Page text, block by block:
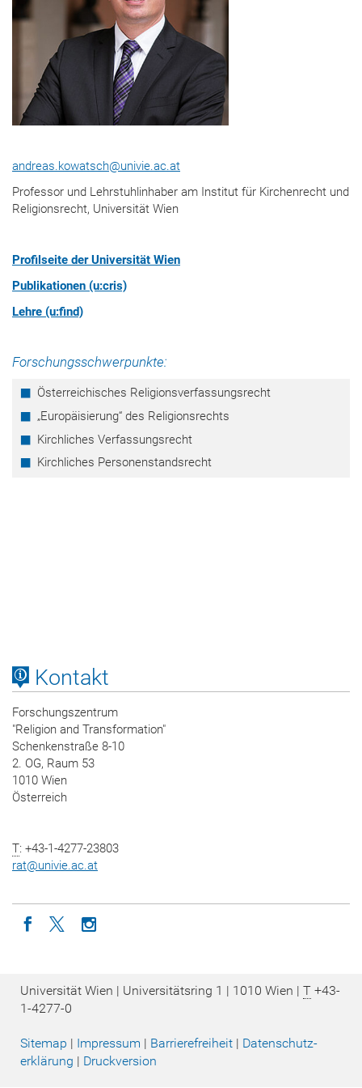
andreas.kowatsch@univie.ac.at
Professor und Lehrstuhlinhaber am Institut für Kirchenrecht und
Religionsrecht, Universität Wien
Profilseite der Universität Wien
Publikationen (u:cris)
Lehre (u:find)
Forschungsschwerpunkte:
Österreichisches Religionsverfassungsrecht
„Europäisierung“ des Religionsrechts
Kirchliches Verfassungsrecht
Kirchliches Personenstandsrecht
Kontakt
Forschungszentrum
"Religion and Transformation"
Schenkenstraße 8-10
2. OG, Raum 53
1010 Wien
Österreich
T: +43-1-4277-23803
rat@univie.ac.at
Icon facebook
Icon twitter
Icon instagram
Universität Wien | Universitätsring 1 | 1010 Wien | T +43-
1-4277-0
Sitemap | Impressum | Barrierefreiheit | Datenschutz­
erklärung | Druckversion